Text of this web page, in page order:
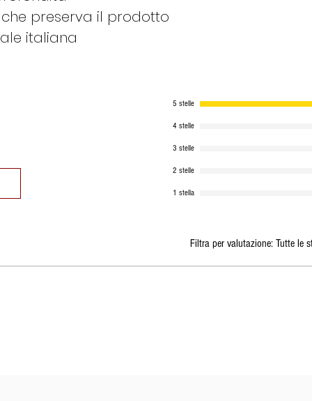
preserva il prodotto
italiana
5 stelle
4 stelle
3 stelle
2 stelle
1 stella
Filtra per valutazione: Tutte le